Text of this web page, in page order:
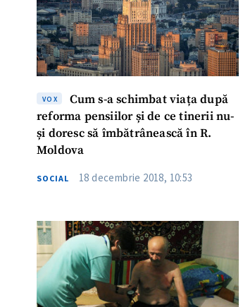
VOX
Cum s-a schimbat viața după
reforma pensiilor și de ce tinerii nu-
și doresc să îmbătrânească în R.
Moldova
SOCIAL 18 decembrie 2018, 10:53